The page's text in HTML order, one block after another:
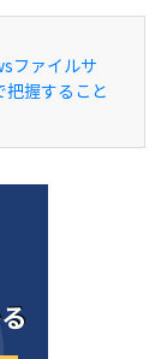
ファイルサ
握すること